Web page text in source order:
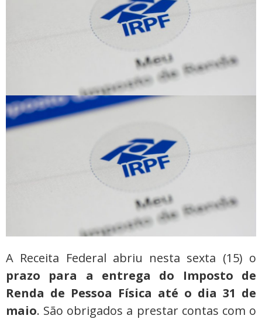
A Receita Federal abriu nesta sexta (15) o
prazo para a entrega do Imposto de
Renda de Pessoa Física até o dia 31 de
maio. São obrigados a prestar contas com o